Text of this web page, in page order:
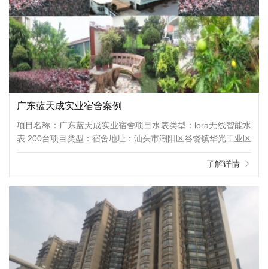
广东蓝天成实业宿舍案例
项目名称：广东蓝天成实业宿舍项目水表类型：lora无线智能水
表 200台项目类型：宿舍地址：汕头市潮阳区谷饶镇华光工业区
了解详情